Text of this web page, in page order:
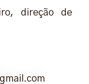
direção de